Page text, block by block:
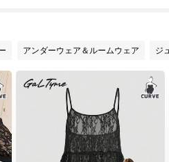
アンダーウェア＆ルームウェア ジ